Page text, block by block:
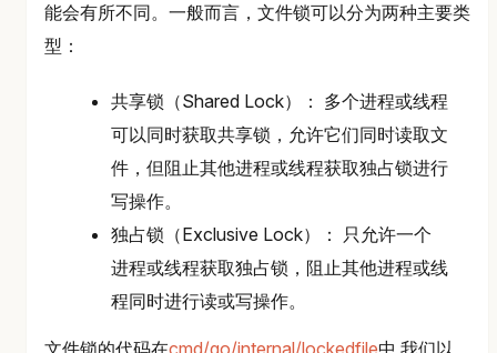
能会有所不同。一般而言，文件锁可以分为两种主要类
型：
共享锁（Shared Lock）： 多个进程或线程
可以同时获取共享锁，允许它们同时读取文
件，但阻止其他进程或线程获取独占锁进行
写操作。
独占锁（Exclusive Lock）： 只允许一个
进程或线程获取独占锁，阻止其他进程或线
程同时进行读或写操作。